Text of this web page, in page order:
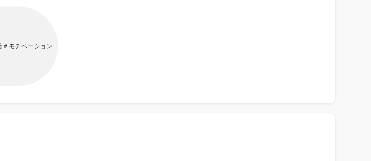
肯定感にもつながります。 ◎自分の能力が発揮できた時 自分の能力が発揮できたときにやりが
＃モチベーション